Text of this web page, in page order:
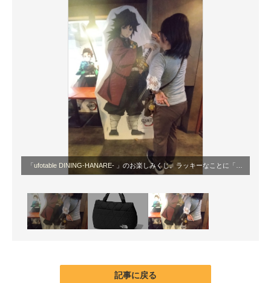
「 ufotable DINING-HANARE- 」のお楽しみくじ。ラッキーなことに「ラストワン賞」を獲得しましたが……義勇さん、等身大ですね……？
記事に戻る